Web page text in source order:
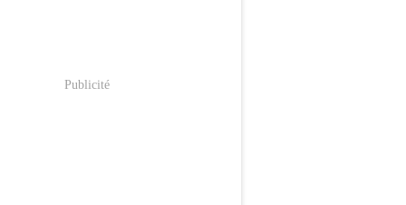
Publicité